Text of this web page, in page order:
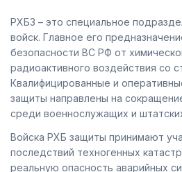
РХБЗ – это специальное
войск. Главное его
безопасности ВС РФ от
радиоактивного воздействия со
Квалифицированные и
защиты направлены на
среди военнослужащих и
Войска РХБ защиты принимают
последствий техногенных
реальную опасность аварийных